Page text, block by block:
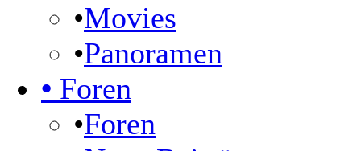
•Movies
•Panoramen
• Foren
•Foren